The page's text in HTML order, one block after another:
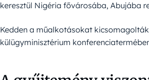
keresztül Nigéria fővárosába, Abujába
Kedden a műalkotásokat
külügyminisztérium